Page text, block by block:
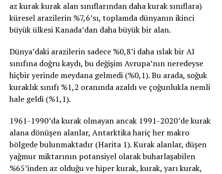
az kurak kurak alan sınıflarından daha kurak sınıflara)
küresel arazilerin %7,6’sı, toplamda dünyanın ikinci
büyük ülkesi Kanada’dan daha büyük bir alan.
Dünya’daki arazilerin sadece %0,8’i daha ıslak bir AI
sınıfına doğru kaydı, bu değişim Avrupa’nın neredeyse
hiçbir yerinde meydana gelmedi (%0,1). Bu arada, soğuk
kuraklık sınıfı %1,2 oranında azaldı ve çoğunlukla nemli
hale geldi (%1,1).
1961-1990’da kurak olmayan ancak 1991-2020’de kurak
alana dönüşen alanlar, Antarktika hariç her makro
bölgede bulunmaktadır (Harita 1). Kurak alanlar, düşen
yağmur miktarının potansiyel olarak buharlaşabilen
%65’inden az olduğu ve hiper kurak, kurak, yarı kurak,